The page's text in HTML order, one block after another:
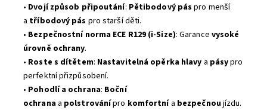
• Dvojí způsob připoutání: Pětibodový pás pro menší
a tříbodový pás pro starší děti.
• Bezpečnostní norma ECE R129 (i-Size): Garance vysoké
úrovně ochrany.
• Roste s dítětem: Nastavitelná opěrka hlavy a pásypro
perfektní přizpůsobení.
• Pohodlí a ochrana: Boční
ochrana a polstrovánípro komfortní a bezpečnoujízdu.